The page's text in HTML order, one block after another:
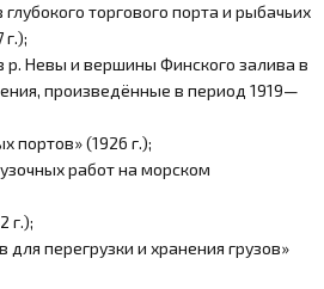
торгового порта и рыбачьих
р. Невы и вершины Финского залива в
произведённые в период 1919—
портов» (1926 г.);
работ на морском
г.);
для перегрузки и хранения грузов»